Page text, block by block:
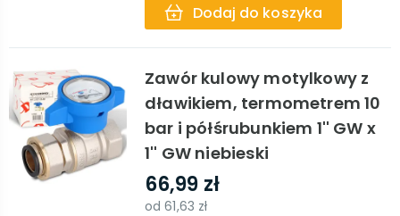
Dodaj do koszyka
Zawór kulowy motylkowy z
dławikiem, termometrem 10
bar i półśrubunkiem 1'' GW x
1'' GW niebieski
66,99 zł
od61,63 zł